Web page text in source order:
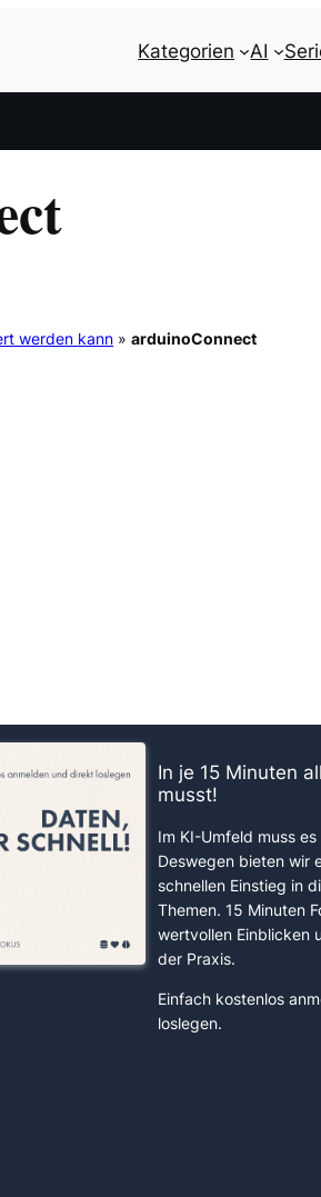
Kategorien AI
werden kann » arduinoConnect
In je 15 Minuten
musst!
Im KI-Umfeld muss
Deswegen bieten wir
schnellen Einstieg in
Themen. 15 Minuten
wertvollen Einblicken
der Praxis.
Einfach kostenlos
loslegen.